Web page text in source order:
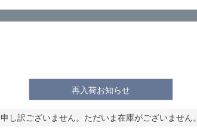
再入荷お知らせ
申し訳ございません。ただいま在庫がございません。